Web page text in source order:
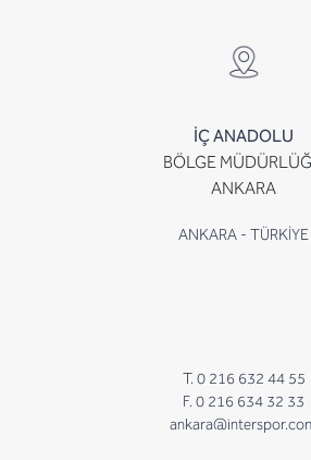
İÇ ANADOLU
BÖLGE
ANKARA
ANKARA - TÜRKİYE
T. 0 216 632 44 55
F. 0 216 634 32 33